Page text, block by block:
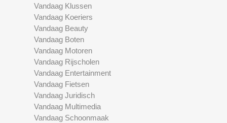
Vandaag Klussen
Vandaag Koeriers
Vandaag Beauty
Vandaag Boten
Vandaag Motoren
Vandaag Rijscholen
Vandaag Entertainment
Vandaag Fietsen
Vandaag Juridisch
Vandaag Multimedia
Vandaag Schoonmaak